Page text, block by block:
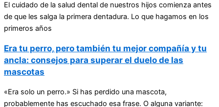
El cuidado de la salud dental de nuestros hijos comienza antes
de que les salga la primera dentadura. Lo que hagamos en los
primeros años
Era tu perro, pero también tu mejor compañía y tu
ancla: consejos para superar el duelo de las
mascotas
«Era solo un perro.» Si has perdido una mascota,
probablemente has escuchado esa frase. O alguna variante: